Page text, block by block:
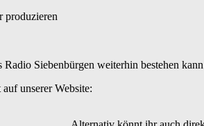
produzieren
Siebenbürgen weiterhin bestehen
unserer Website: